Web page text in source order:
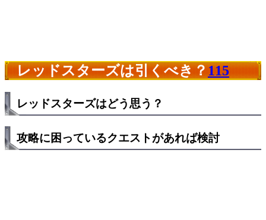
レッドスターズは引くべき？115
レッドスターズはどう思う？
攻略に困っているクエストがあれば検討